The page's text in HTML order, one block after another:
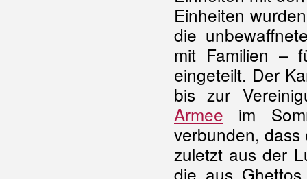
Einheiten
die
mit Familien –
eingeteilt. Der
bis zur
Armee im
verbunden,
zuletzt aus der
die aus